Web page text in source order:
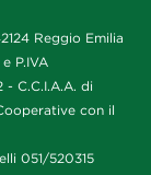
Reggio Emilia
P.IVA
C.C.I.A.A. di
con il
051/520315